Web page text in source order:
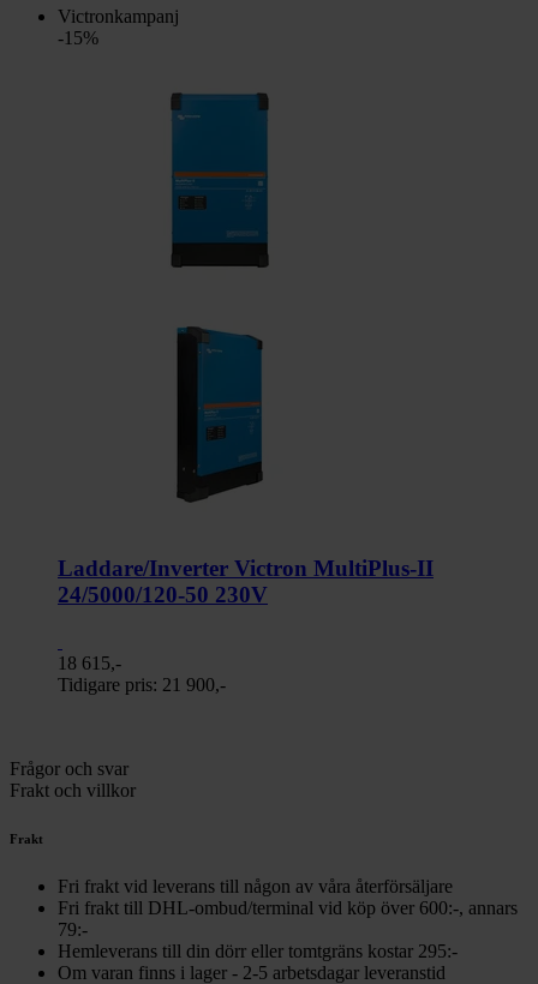
Victronkampanj
-15%
Laddare/Inverter Victron MultiPlus-II
24/5000/120-50 230V
18 615,-
Tidigare pris: 21 900,-
Frågor och svar
Frakt och villkor
Frakt
Fri frakt vid leverans till någon av våra återförsäljare
Fri frakt till DHL-ombud/terminal vid köp över 600:-, annars
79:-
Hemleverans till din dörr eller tomtgräns kostar 295:-
Om varan finns i lager - 2-5 arbetsdagar leveranstid